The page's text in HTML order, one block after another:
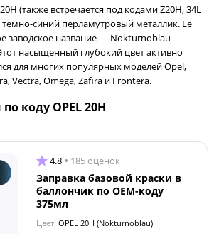
(также встречается под кодами Z20H, 34L
темно-синий перламутровый металлик. Ее
заводское название — Nokturnoblau
насыщенный глубокий цвет активно
для многих популярных моделей Opel,
Vectra, Omega, Zafira и Frontera.
коду OPEL 20H
4.8 185 оценок
Заправка базовой краски в
баллончик по OEM-коду
375мл
Цвет: OPEL 20H (Nokturnoblau)